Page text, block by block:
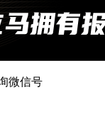
微信号